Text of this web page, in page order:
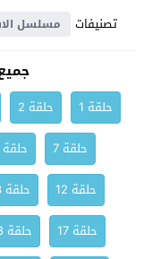
تصنيفات
مسلسل
حلقة 1 حلقة 2
حلقة 7
حلقة
حلقة 12
حلقة 13
حلقة 17
حلقة 18